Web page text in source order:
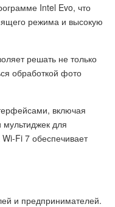
Intel Evo, что
режима и высокую
решать не только
обработкой фото
включая
для
Fi 7 обеспечивает
и предпринимателей.